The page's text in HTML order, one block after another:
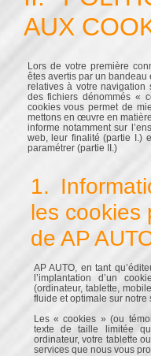
AUX
Lors de votre première
êtes avertis par un
relatives à votre navigation
des fichiers dénommés «
cookies vous permet de
mettons en œuvre en
informe notamment sur
web, leur finalité (partie I.)
paramétrer (partie II.)
1.
les cookies
de AP
AP AUTO, en tant
l’implantation d’un
(ordinateur, tablette,
fluide et optimale sur notre
Les « cookies » (ou
texte de taille limitée
ordinateur, votre tablette
services que nous vous